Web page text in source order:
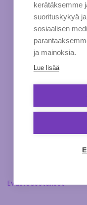
Evästeasetukset
kerätäksemme
suorituskykyä
sosiaalisen
ja mainoksia.
Lue lisää